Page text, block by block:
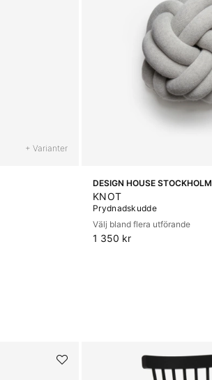
+ Varianter
DESIGN HOUSE STOCKHOLM
KNOT
Prydnadskudde
Välj bland flera utförande
1 350 kr